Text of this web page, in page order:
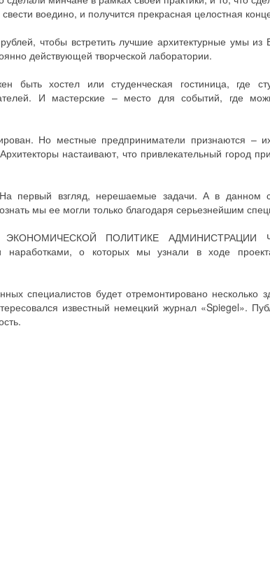
воедино, и получится прекрасная целостная
чтобы встретить лучшие архитектурные умы из
действующей творческой лаборатории.
хостел или студенческая гостиница, где
И мастерские – место для событий, где
Но местные предприниматели признаются –
настаивают, что привлекательный город
взгляд, нерешаемые задачи. А в данном
мы ее могли только благодаря серьезнейшим
ПОЛИТИКЕ АДМИНИСТРАЦИИ
наработками, о которых мы узнали в ходе
специалистов будет отремонтировано несколько
известный немецкий журнал «Spiegel».